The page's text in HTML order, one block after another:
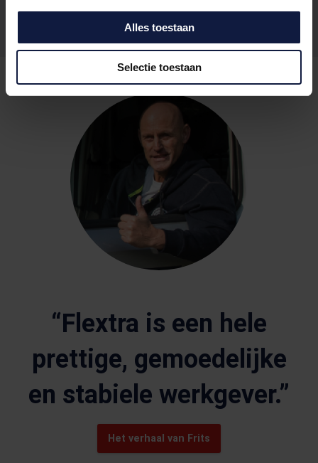
Alles toestaan
Selectie toestaan
“Flextra is een hele
prettige, gemoedelijke
en stabiele werkgever.”
Het verhaal van Frits